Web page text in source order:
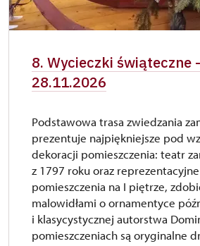
8. Wycieczki świąteczne
28.11.2026
Podstawowa trasa zwiedzania
prezentuje najpiękniejsze pod
dekoracji pomieszczenia: teatr
z 1797 roku oraz
pomieszczenia na I piętrze,
malowidłami o ornamentyce
i klasycystycznej autorstwa
pomieszczeniach są oryginalne